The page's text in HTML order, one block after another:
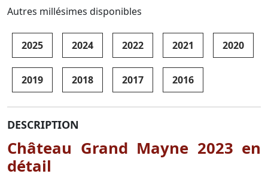
Autres millésimes disponibles
2025 2024 2022 2021 2020
2019 2018 2017 2016
DESCRIPTION
Château Grand Mayne 2023 en
détail